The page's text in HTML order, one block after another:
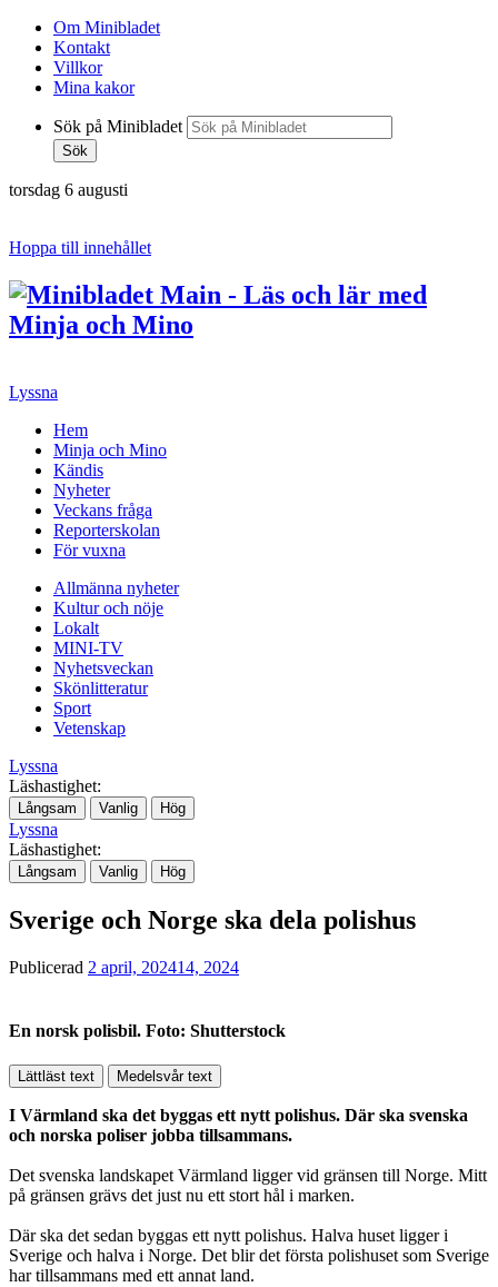
Om Minibladet
Kontakt
Villkor
Mina kakor
Sök på Minibladet
Sök
torsdag 6 augusti
Hoppa till innehållet
Lyssna
Hem
Minja och Mino
Kändis
Nyheter
Veckans fråga
Reporterskolan
För vuxna
Allmänna nyheter
Kultur och nöje
Lokalt
MINI-TV
Nyhetsveckan
Skönlitteratur
Sport
Vetenskap
Lyssna
Läshastighet:
Långsam Vanlig Hög
Lyssna
Läshastighet:
Långsam Vanlig Hög
Sverige och Norge ska dela polishus
Publicerad 2 april, 202414, 2024
En norsk polisbil. Foto: Shutterstock
Lättläst text Medelsvår text
I Värmland ska det byggas ett nytt polishus. Där ska svenska
och norska poliser jobba tillsammans.
Det svenska landskapet Värmland ligger vid gränsen till Norge. Mitt
på gränsen grävs det just nu ett stort hål i marken.
Där ska det sedan byggas ett nytt polishus. Halva huset ligger i
Sverige och halva i Norge. Det blir det första polishuset som Sverige
har tillsammans med ett annat land.